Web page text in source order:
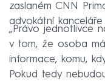
zaslaném CNN
advokátní
„Právo jednotlivce
v tom, že osoba
informace, komu,
Pokud tedy